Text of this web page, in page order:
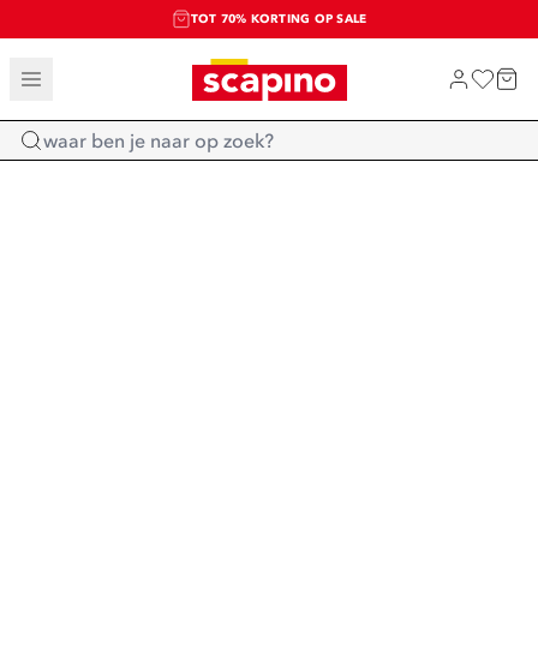
TOT 70% KORTING OP SALE
SALE: LAATSTE KANS!
SHOP NIEUW
Home